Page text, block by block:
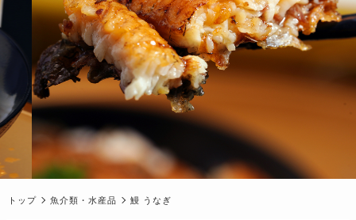
トップ 魚介類・水産品 鰻 うなぎ